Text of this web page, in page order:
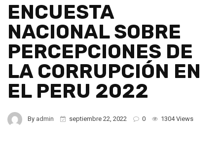
ENCUESTA
NACIONAL SOBRE
PERCEPCIONES DE
LA CORRUPCIÓN EN
EL PERU 2022
By admin septiembre 22, 2022 0 1304 Views